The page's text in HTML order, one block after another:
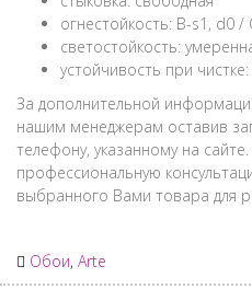
огнестойкость: B-s1, d0 /
светостойкость:
устойчивость при
За дополнительной
нашим менеджерам оставив
телефону, указанному на
профессиональную
выбранного Вами товара для
Обои, Arte